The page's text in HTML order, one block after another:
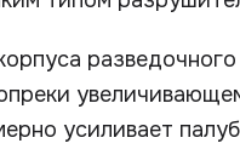
усиливает